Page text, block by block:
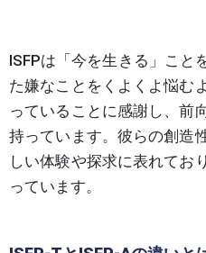
ISFPは「今を生きる」こと
た嫌なことをくよくよ悩む
っていることに感謝し、前
持っています。彼らの創造
しい体験や探求に表れてお
っています。